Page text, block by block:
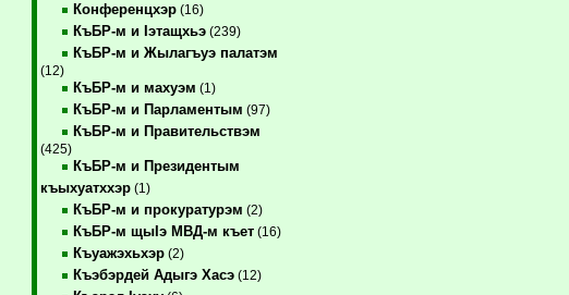
Конференцхэр(16)
КъБР-м и Iэтащхьэ(239)
КъБР-м и Жылагъуэ палатэм
(12)
КъБР-м и махуэм (1)
КъБР-м и Парламентым (97)
КъБР-м и Правительствэм
(425)
КъБР-м и Президентым
къыхуатххэр(1)
КъБР-м и прокуратурэм (2)
КъБР-м щыIэ МВД-м къет(16)
Къуажэхьхэр(2)
Къэбэрдей Адыгэ Хасэ(12)